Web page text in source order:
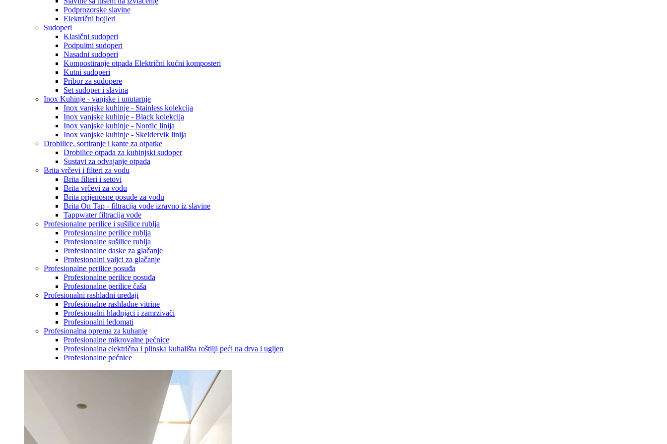
Podprozorske slavine
Električni bojleri
Sudoperi
Klasični sudoperi
Podpultni sudoperi
Nasadni sudoperi
Kompostiranje otpada Električni kućni komposteri
Kutni sudoperi
Pribor za sudopere
Set sudoper i slavina
Inox Kuhinje - vanjske i unutarnje
Inox vanjske kuhinje - Stainless kolekcija
Inox vanjske kuhinje - Black kolekcija
Inox vanjske kuhinje - Nordic linija
Inox vanjske kuhinje - Skeldervik linija
Drobilice, sortiranje i kante za otpatke
Drobilice otpada za kuhinjski sudoper
Sustavi za odvajanje otpada
Brita vrčevi i filteri za vodu
Brita filteri i setovi
Brita vrčevi za vodu
Brita prijenosne posude za vodu
Brita On Tap - filtracija vode izravno iz slavine
Tappwater filtracija vode
Profesionalne perilice i sušilice rublja
Profesionalne perilice rublja
Profesionalne sušilice rublja
Profesionalne daske za glačanje
Profesionalni valjci za glačanje
Profesionalne perilice posuđa
Profesionalne perilice posuđa
Profesionalne perilice čaša
Profesionalni rashladni uređaji
Profesionalne rashladne vitrine
Profesionalni hladnjaci i zamrzivači
Profesionalni ledomati
Profesionalna oprema za kuhanje
Profesionalne mikrovalne pećnice
Profesionalna električna i plinska kuhališta roštilji peći na drva i ugljen
Profesionalne pećnice